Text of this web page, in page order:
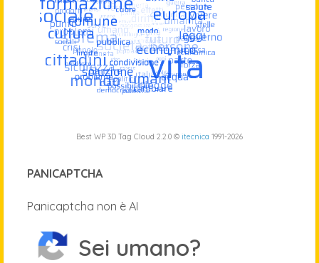
Best WP 3D Tag Cloud 2.2.0 © itecnica 1991-2026
PANICAPTCHA
Panicaptcha non è AI
Sei umano?